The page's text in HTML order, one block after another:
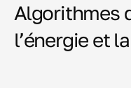
Algorithmes
l’énergie et